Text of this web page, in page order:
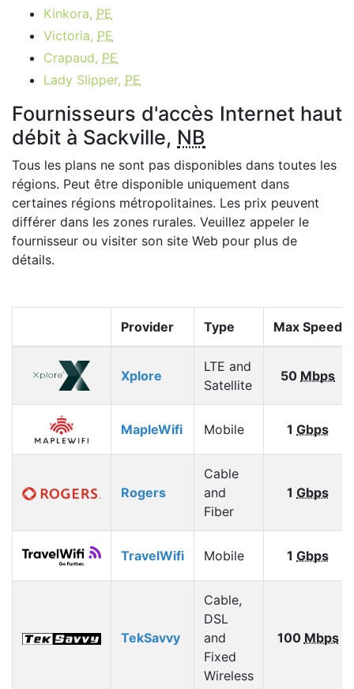
Kinkora, PE
Victoria, PE
Crapaud, PE
Lady Slipper, PE
Fournisseurs d'accès Internet haut
débit à Sackville, NB
Tous les plans ne sont pas disponibles dans toutes les
régions. Peut être disponible uniquement dans
certaines régions métropolitaines. Les prix peuvent
différer dans les zones rurales. Veuillez appeler le
fournisseur ou visiter son site Web pour plus de
détails.
Provider Type Max Speed
Xplore
LTE and
Satellite
50 Mbps
MapleWifi Mobile 1 Gbps
Rogers
Cable
and
Fiber
1 Gbps
TravelWifi Mobile 1 Gbps
TekSavvy
Cable,
DSL
and
Fixed
Wireless
100 Mbps